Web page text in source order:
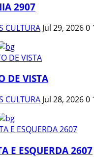
2907
CULTURA Jul 29, 20260
DE VISTA
CULTURA Jul 28, 20260
E ESQUERDA 2607